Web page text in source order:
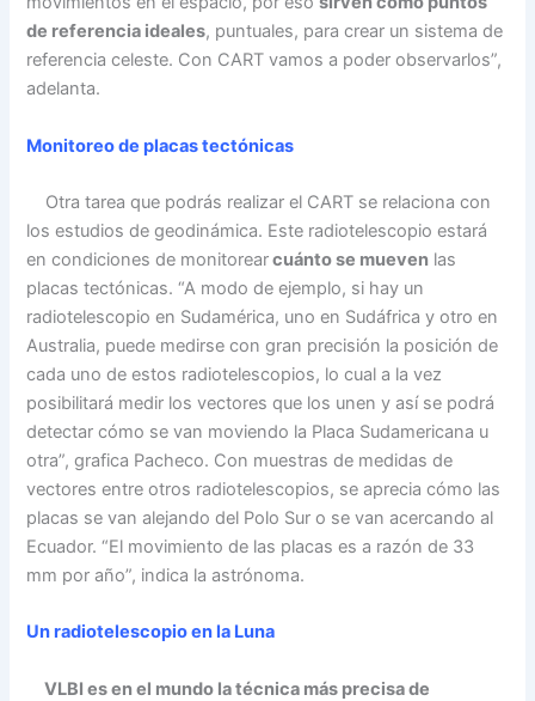
de referencia ideales, puntuales, para crear un sistema de
referencia celeste. Con CART vamos a poder observarlos”,
adelanta.
Monitoreo de placas tectónicas
Otra tarea que podrás realizar el CART se relaciona con
los estudios de geodinámica. Este radiotelescopio estará
en condiciones de monitorearcuánto se mueven las
placas tectónicas. “A modo de ejemplo, si hay un
radiotelescopio en Sudamérica, uno en Sudáfrica y otro en
Australia, puede medirse con gran precisión la posición de
cada uno de estos radiotelescopios, lo cual a la vez
posibilitará medir los vectores que los unen y así se podrá
detectar cómo se van moviendo la Placa Sudamericana u
otra”, grafica Pacheco. Con muestras de medidas de
vectores entre otros radiotelescopios, se aprecia cómo las
placas se van alejando del Polo Sur o se van acercando al
Ecuador. “El movimiento de las placas es a razón de 33
mm por año”, indica la astrónoma.
Un radiotelescopio en la Luna
VLBI es en el mundo la técnica más precisa de